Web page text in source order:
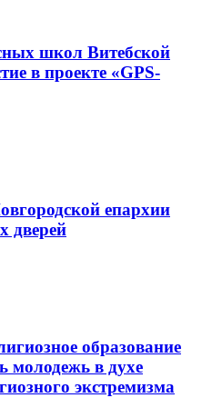
школ Витебской
в проекте «GPS-
епархии
дверей
образование
молодежь в духе
экстремизма